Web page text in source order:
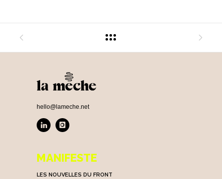
hello@lameche.net
MANIFESTE
LES NOUVELLES DU FRONT